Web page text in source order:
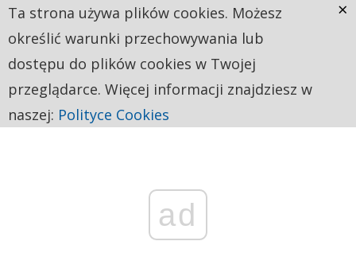
ad
Ta strona używa plików cookies. Możesz
określić warunki przechowywania lub
dostępu do plików cookies w Twojej
przeglądarce. Więcej informacji znajdziesz w
naszej: Polityce Cookies
×